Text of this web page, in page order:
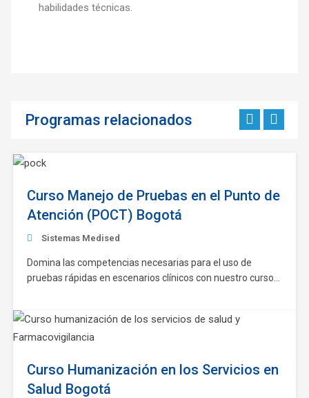
habilidades técnicas.
Programas relacionados
Curso Manejo de Pruebas en el Punto de
Atención (POCT) Bogotá
Sistemas Medised
Domina las competencias necesarias para el uso de
pruebas rápidas en escenarios clínicos con nuestro curso
presencial o virtual, es válido por 2 años y está diseñado
para capacitar al personal…
Curso Humanización en los Servicios en
Salud Bogotá